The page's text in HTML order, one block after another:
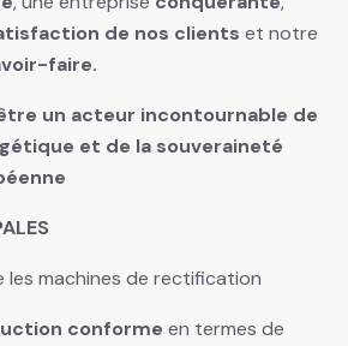
de nos clients et notre
faire.
un acteur incontournable de
et de la souveraineté
les machines de rectification
conforme en termes de